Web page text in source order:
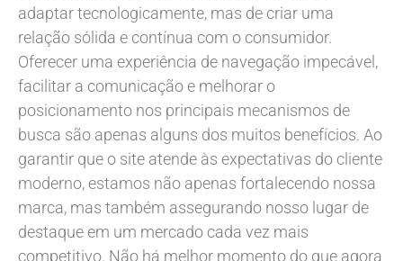
adaptar tecnologicamente, mas de criar uma
relação sólida e contínua com o consumidor.
Oferecer uma experiência de navegação impecável,
facilitar a comunicação e melhorar o
posicionamento nos principais mecanismos de
busca são apenas alguns dos muitos benefícios. Ao
garantir que o site atende às expectativas do cliente
moderno, estamos não apenas fortalecendo nossa
marca, mas também assegurando nosso lugar de
destaque em um mercado cada vez mais
competitivo. Não há melhor momento do que agora